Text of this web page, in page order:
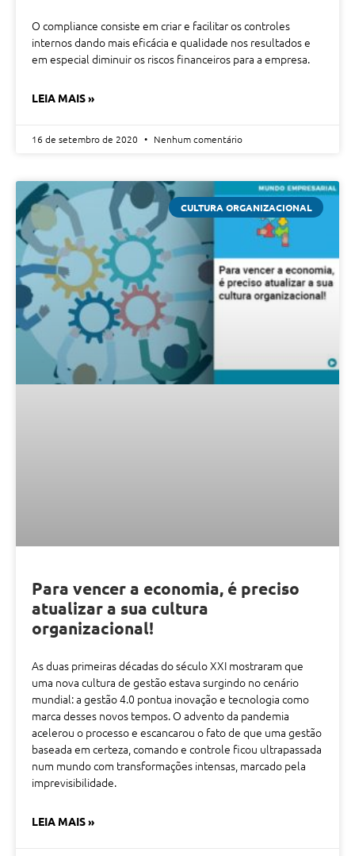
O compliance consiste em criar e facilitar os controles
internos dando mais eficácia e qualidade nos resultados e
em especial diminuir os riscos financeiros para a empresa.
LEIA MAIS »
16 de setembro de 2020 Nenhum comentário
CULTURA ORGANIZACIONAL
Para vencer a economia, é preciso
atualizar a sua cultura
organizacional!
As duas primeiras décadas do século XXI mostraram que
uma nova cultura de gestão estava surgindo no cenário
mundial: a gestão 4.0 pontua inovação e tecnologia como
marca desses novos tempos. O advento da pandemia
acelerou o processo e escancarou o fato de que uma gestão
baseada em certeza, comando e controle ficou ultrapassada
num mundo com transformações intensas, marcado pela
imprevisibilidade.
LEIA MAIS »